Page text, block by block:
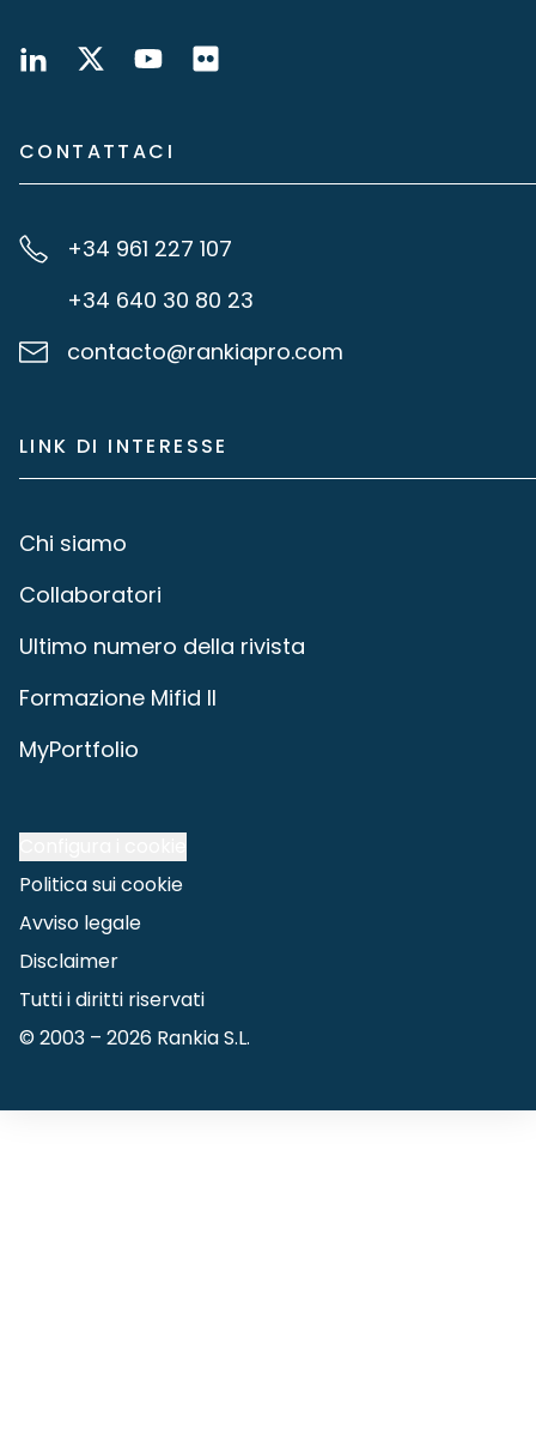
CONTATTACI
+34 961 227 107
+34 640 30 80 23
contacto@rankiapro.com
LINK DI INTERESSE
Chi siamo
Collaboratori
Ultimo numero della rivista
Formazione Mifid II
MyPortfolio
Politica sui cookie
Avviso legale
Disclaimer
Tutti i diritti riservati
© 2003 – 2026 Rankia S.L.